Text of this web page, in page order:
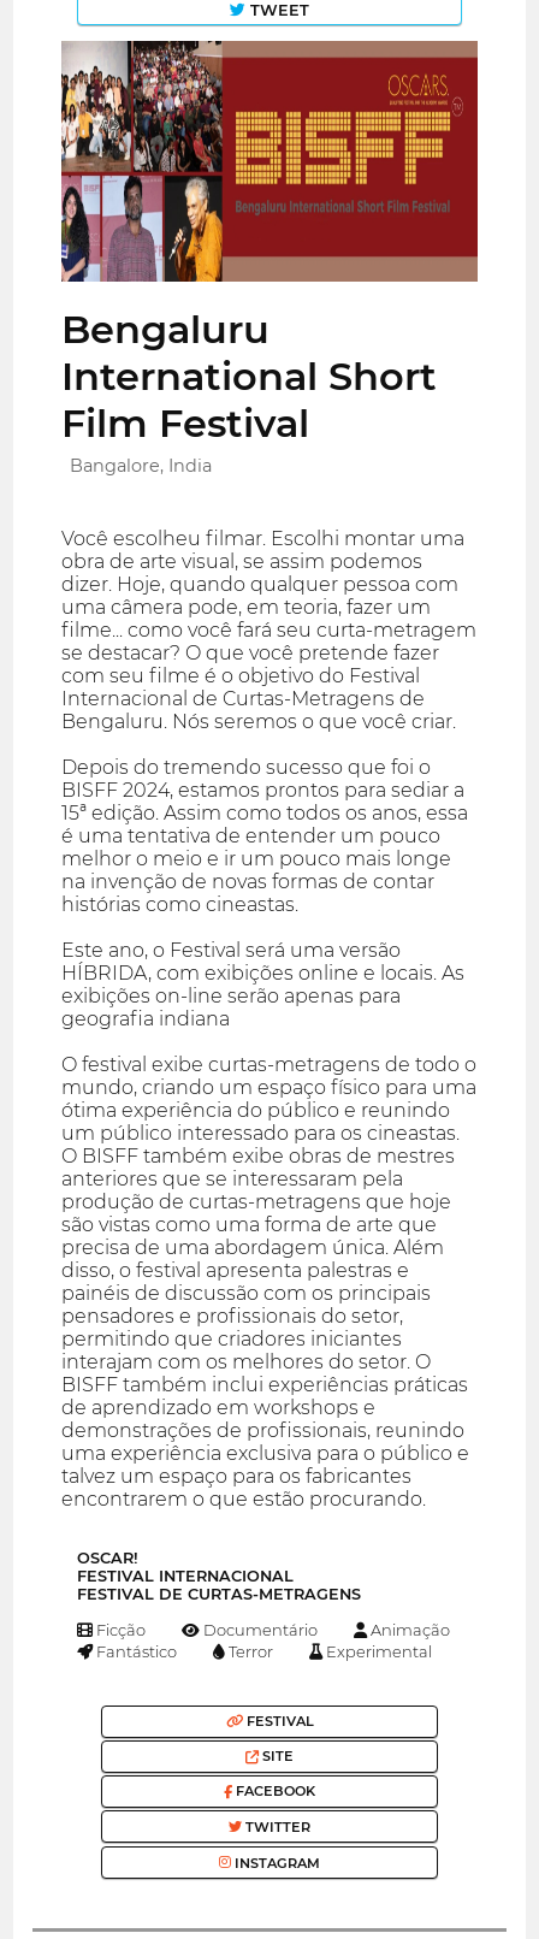
TWEET
Bengaluru
International Short
Film Festival
Bangalore, India
Você escolheu filmar. Escolhi montar uma
obra de arte visual, se assim podemos
dizer. Hoje, quando qualquer pessoa com
uma câmera pode, em teoria, fazer um
filme... como você fará seu curta-metragem
se destacar? O que você pretende fazer
com seu filme é o objetivo do Festival
Internacional de Curtas-Metragens de
Bengaluru. Nós seremos o que você criar.
Depois do tremendo sucesso que foi o
BISFF 2024, estamos prontos para sediar a
15ª edição. Assim como todos os anos, essa
é uma tentativa de entender um pouco
melhor o meio e ir um pouco mais longe
na invenção de novas formas de contar
histórias como cineastas.
Este ano, o Festival será uma versão
HÍBRIDA, com exibições online e locais. As
exibições on-line serão apenas para
geografia indiana
O festival exibe curtas-metragens de todo o
mundo, criando um espaço físico para uma
ótima experiência do público e reunindo
um público interessado para os cineastas.
O BISFF também exibe obras de mestres
anteriores que se interessaram pela
produção de curtas-metragens que hoje
são vistas como uma forma de arte que
precisa de uma abordagem única. Além
disso, o festival apresenta palestras e
painéis de discussão com os principais
pensadores e profissionais do setor,
permitindo que criadores iniciantes
interajam com os melhores do setor. O
BISFF também inclui experiências práticas
de aprendizado em workshops e
demonstrações de profissionais, reunindo
uma experiência exclusiva para o público e
talvez um espaço para os fabricantes
encontrarem o que estão procurando.
OSCAR!
FESTIVAL INTERNACIONAL
FESTIVAL DE CURTAS-METRAGENS
Ficção Documentário
Animação
Fantástico
Terror Experimental
FESTIVAL
SITE
FACEBOOK
TWITTER
INSTAGRAM